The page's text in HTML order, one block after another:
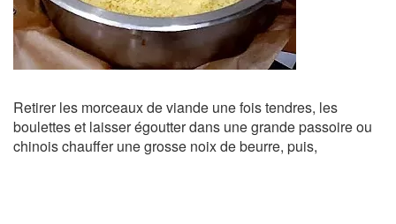
Retirer les morceaux de viande une fois tendres, les
boulettes et laisser égoutter dans une grande passoire ou
chinois chauffer une grosse noix de beurre, puis,